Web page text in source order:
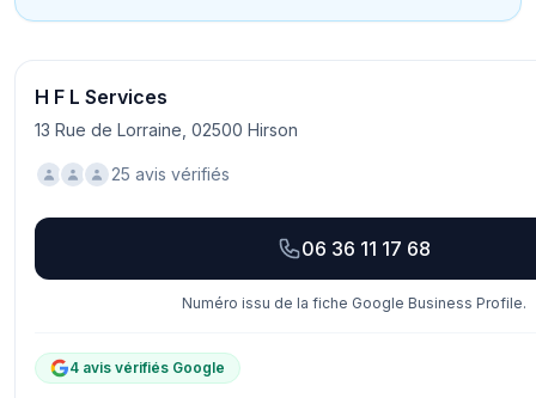
H F L Services
13 Rue de Lorraine, 02500 Hirson
25 avis vérifiés
06 36 11 17 68
Numéro issu de la fiche Google Business Profile.
4 avis vérifiés Google